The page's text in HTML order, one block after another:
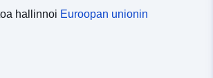
hallinnoi Euroopan unionin